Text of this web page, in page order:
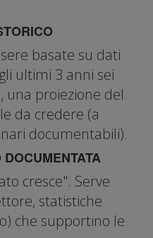
basate su dati
ultimi 3 anni sei
una proiezione del
da credere (a
documentabili).
cresce". Serve
statistiche
che supportino le